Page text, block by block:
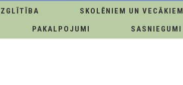
SKOLĒNIEM UN VECĀKIEM
PAKALPOJUMI SASNIEGUMI